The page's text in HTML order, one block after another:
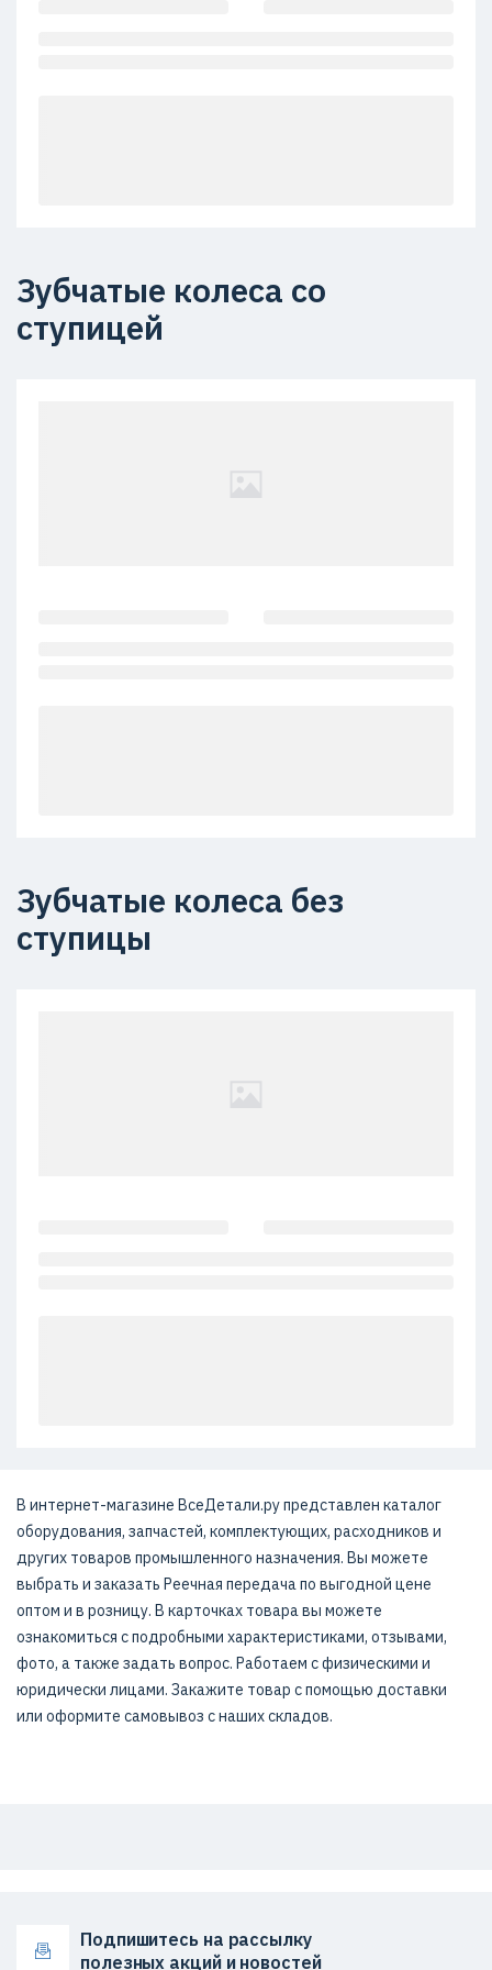
Зубчатые колеса со
ступицей
Зубчатые колеса без
ступицы
В интернет-магазине ВсеДетали.ру представлен каталог
оборудования, запчастей, комплектующих, расходников и
других товаров промышленного назначения. Вы можете
выбрать и заказать Реечная передача по выгодной цене
оптом и в розницу. В карточках товара вы можете
ознакомиться с подробными характеристиками, отзывами,
фото, а также задать вопрос. Работаем с физическими и
юридически лицами. Закажите товар с помощью доставки
или оформите самовывоз с наших складов.
Подпишитесь на рассылку
полезных акций и новостей